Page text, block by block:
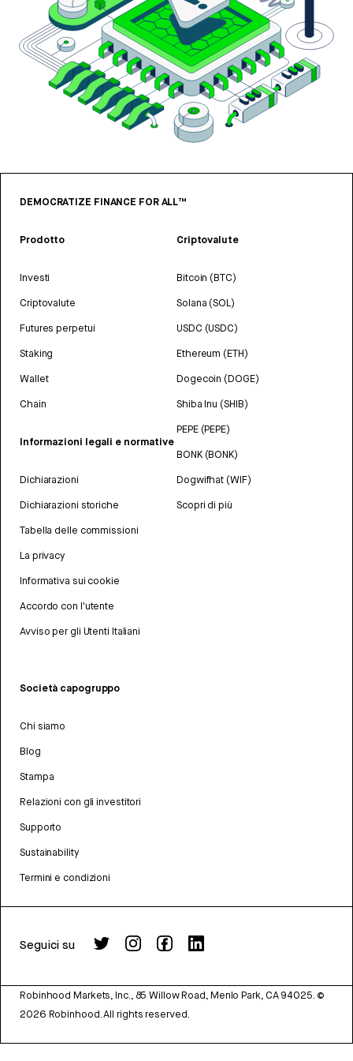
DEMOCRATIZE FINANCE FOR ALL™
Prodotto
Investi
Criptovalute
Futures perpetui
Staking
Wallet
Chain
Informazioni legali e normative
Dichiarazioni
Dichiarazioni storiche
Tabella delle commissioni
La privacy
Informativa sui cookie
Accordo con l'utente
Avviso per gli Utenti Italiani
Criptovalute
Bitcoin (BTC)
Solana (SOL)
USDC (USDC)
Ethereum (ETH)
Dogecoin (DOGE)
Shiba Inu (SHIB)
PEPE (PEPE)
BONK (BONK)
Dogwifhat (WIF)
Scopri di più
Società capogruppo
Chi siamo
Blog
Stampa
Relazioni con gli investitori
Supporto
Sustainability
Termini e condizioni
Seguici su
Robinhood Markets, Inc., 85 Willow Road, Menlo Park, CA 94025. ©
2026 Robinhood. All rights reserved.